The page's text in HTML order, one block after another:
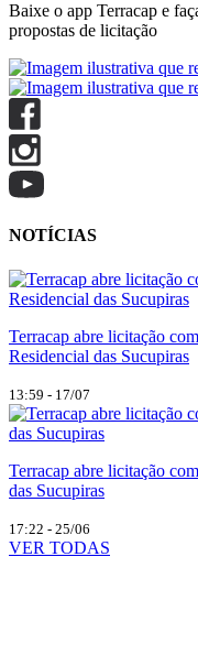
Baixe o app Terracap e
propostas de licitação
NOTÍCIAS
Terracap abre licitação
Residencial das Sucupiras
13:59 - 17/07
Terracap abre licitação
das Sucupiras
17:22 - 25/06
VER TODAS